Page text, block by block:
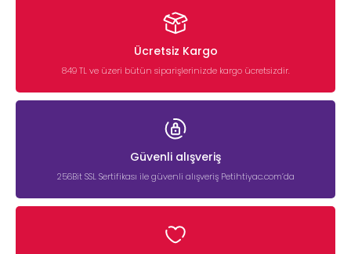
Ücretsiz Kargo
849 TL ve üzeri bütün siparişlerinizde kargo ücretsizdir.
Güvenli alışveriş
256Bit SSL Sertifikası ile güvenli alışveriş Petihtiyac.com’da